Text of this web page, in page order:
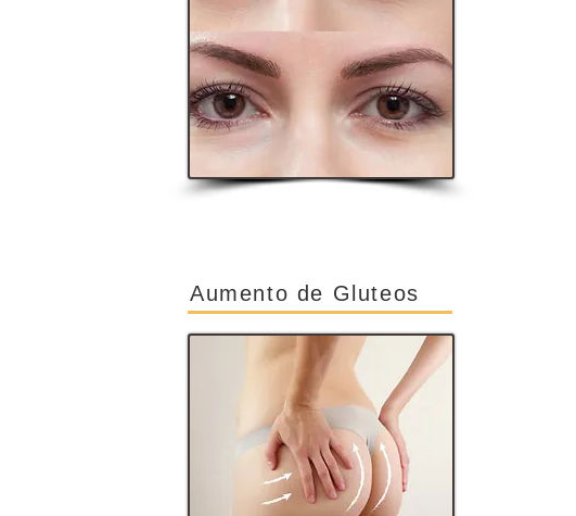
Aumento de Gluteos